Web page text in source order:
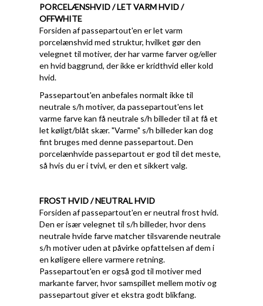
PORCELÆNSHVID / LET VARM HVID /
OFFWHITE
Forsiden af passepartout'en er let varm
porcelænshvid med struktur, hvilket gør den
velegnet til motiver, der har varme farver og/eller
en hvid baggrund, der ikke er kridthvid eller kold
hvid.
Passepartout'en anbefales normalt ikke til
neutrale s/h motiver, da passepartout'ens let
varme farve kan få neutrale s/h billeder til at få et
let køligt/blåt skær. "Varme" s/h billeder kan dog
fint bruges med denne passepartout. Den
porcelænhvide passepartout er god til det meste,
så hvis du er i tvivl, er den et sikkert valg.
FROST HVID / NEUTRAL HVID
Forsiden af passepartout'en er neutral frost hvid.
Den er især velegnet til s/h billeder, hvor dens
neutrale hvide farve matcher tilsvarende neutrale
s/h motiver uden at påvirke opfattelsen af dem i
en køligere ellere varmere retning.
Passepartout'en er også god til motiver med
markante farver, hvor samspillet mellem motiv og
passepartout giver et ekstra godt blikfang.